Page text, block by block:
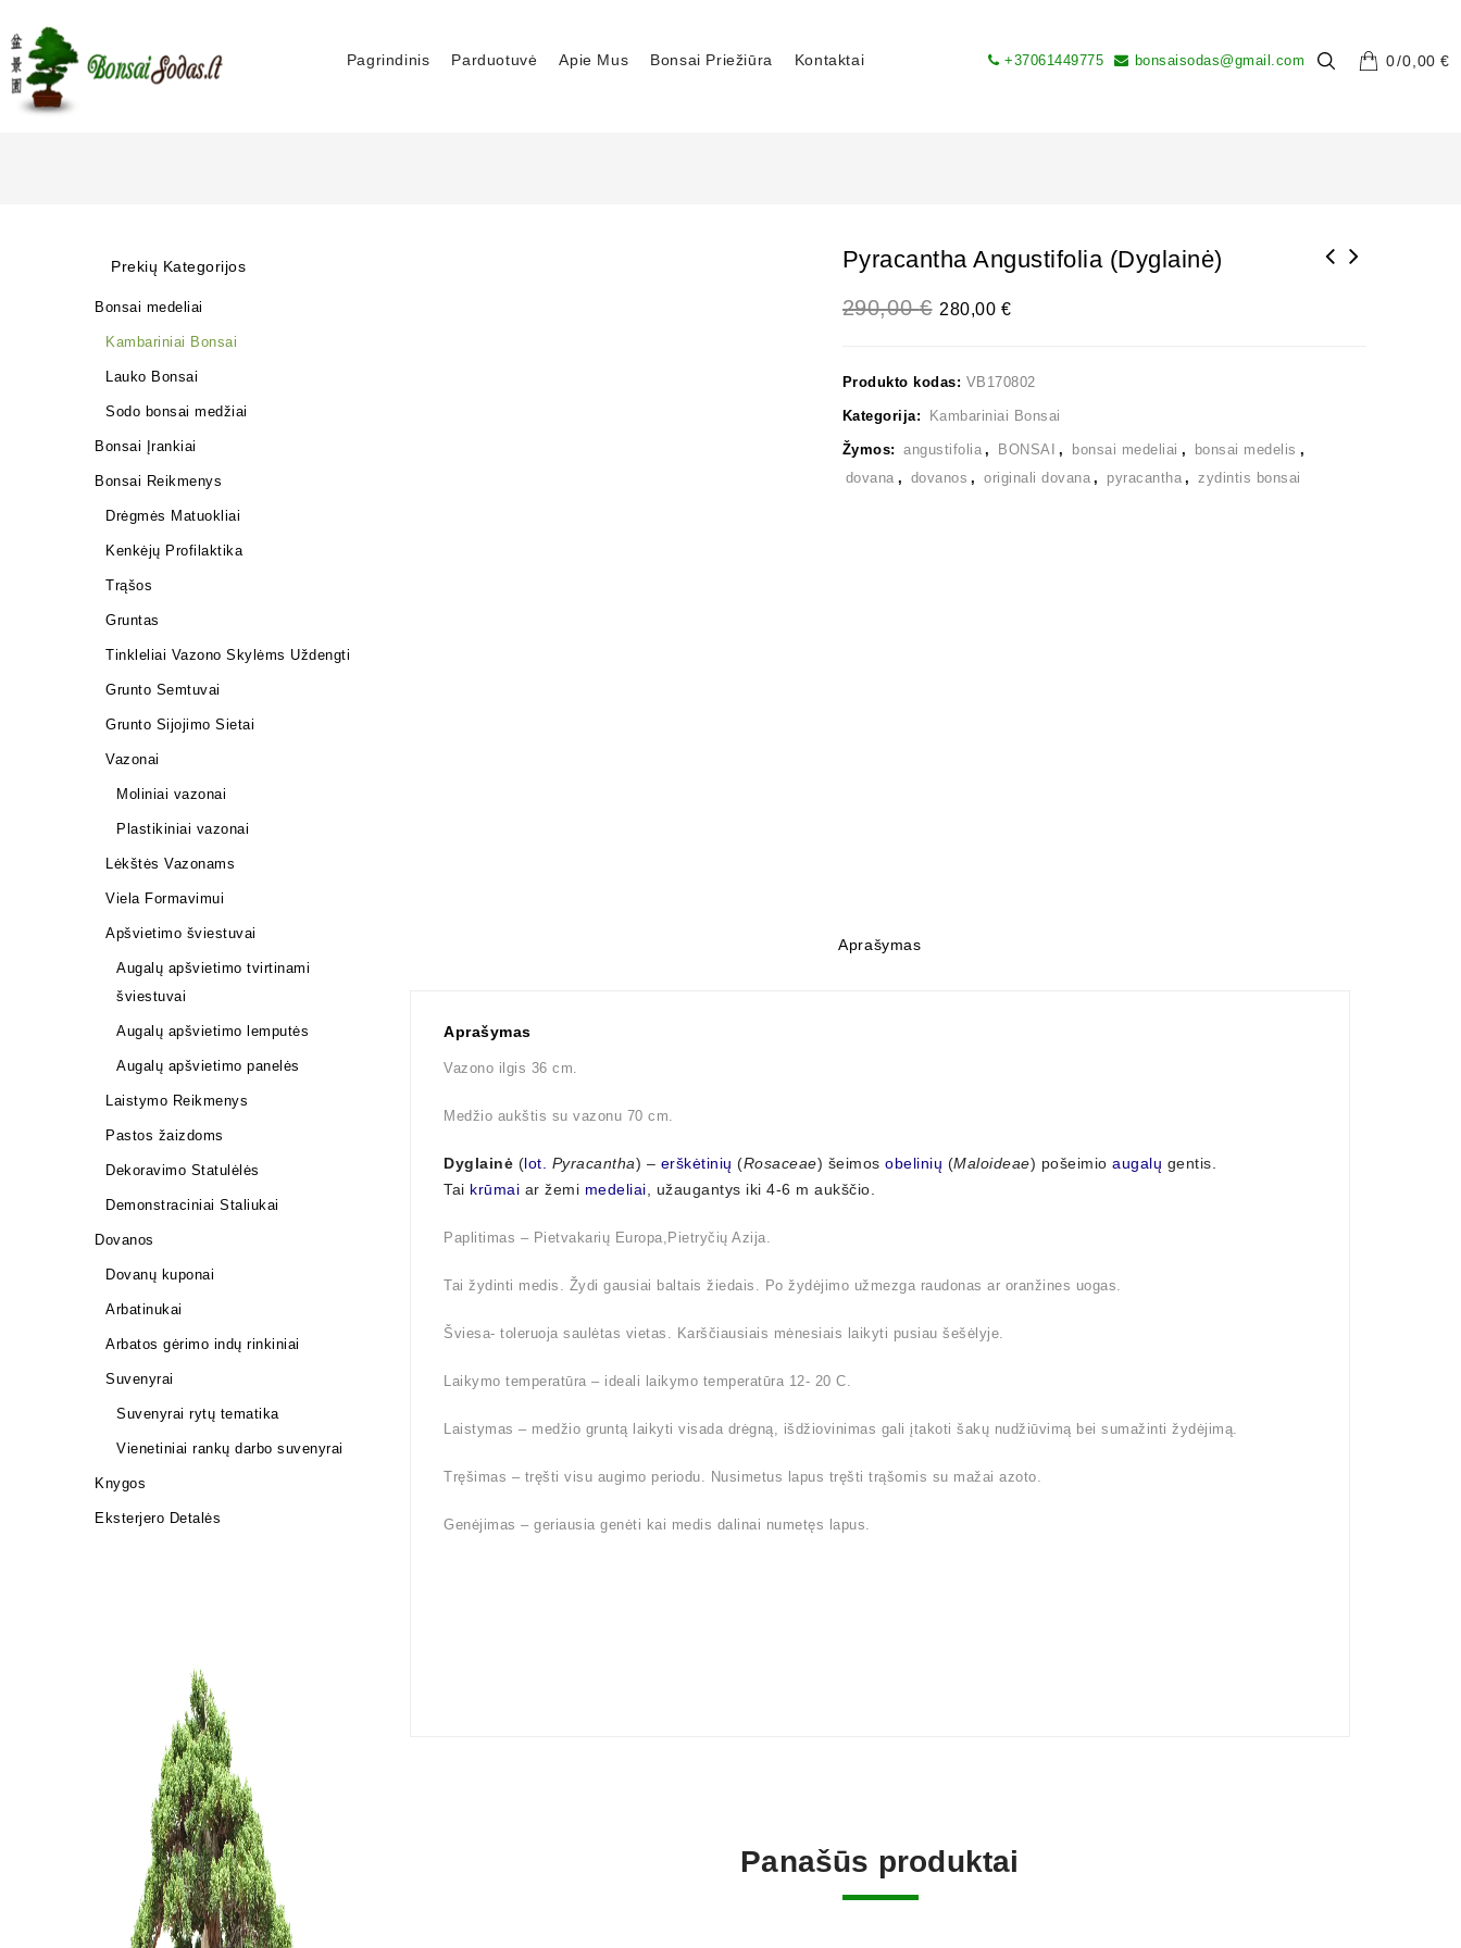
Pagrindinis Parduotuvė Apie Mus Bonsai Priežiūra Kontaktai 0 0,00€
+37061449775 bonsaisodas@gmail.com
Pyracantha Angustifolia (Dyglainė)
290,00€ 280,00€
Produkto kodas: VB170802
Kategorija: Kambariniai Bonsai
Žymos: angustifolia , BONSAI , bonsai medeliai , bonsai medelis ,
dovana , dovanos , originali dovana , pyracantha , zydintis bonsai
Aprašymas
Aprašymas
Vazono ilgis 36 cm.
Medžio aukštis su vazonu 70 cm.
Dyglainė (lot. Pyracantha) – erškėtinių (Rosaceae) šeimos obelinių (Maloideae) pošeimio augalų gentis.
Tai krūmai ar žemi medeliai , užaugantys iki 4-6 m aukščio.
Paplitimas – Pietvakarių Europa,Pietryčių Azija.
Tai žydinti medis. Žydi gausiai baltais žiedais. Po žydėjimo užmezga raudonas ar oranžines uogas.
Šviesa- toleruoja saulėtas vietas. Karščiausiais mėnesiais laikyti pusiau šešėlyje.
Laikymo temperatūra – ideali laikymo temperatūra 12- 20 C.
Laistymas – medžio gruntą laikyti visada drėgną, išdžiovinimas gali įtakoti šakų nudžiūvimą bei sumažinti žydėjimą.
Tręšimas – tręšti visu augimo periodu. Nusimetus lapus tręšti trąšomis su mažai azoto.
Genėjimas – geriausia genėti kai medis dalinai numetęs lapus.
Panašūs produktai
Prekių Kategorijos
Bonsai medeliai
Kambariniai Bonsai
Lauko Bonsai
Sodo bonsai medžiai
Bonsai Įrankiai
Bonsai Reikmenys
Drėgmės Matuokliai
Kenkėjų Profilaktika
Trąšos
Gruntas
Tinkleliai Vazono Skylėms Uždengti
Grunto Semtuvai
Grunto Sijojimo Sietai
Vazonai
Moliniai vazonai
Plastikiniai vazonai
Lėkštės Vazonams
Viela Formavimui
Apšvietimo šviestuvai
Augalų apšvietimo tvirtinami
šviestuvai
Augalų apšvietimo lemputės
Augalų apšvietimo panelės
Laistymo Reikmenys
Pastos žaizdoms
Dekoravimo Statulėlės
Demonstraciniai Staliukai
Dovanos
Dovanų kuponai
Arbatinukai
Arbatos gėrimo indų rinkiniai
Suvenyrai
Suvenyrai rytų tematika
Vienetiniai rankų darbo suvenyrai
Knygos
Eksterjero Detalės